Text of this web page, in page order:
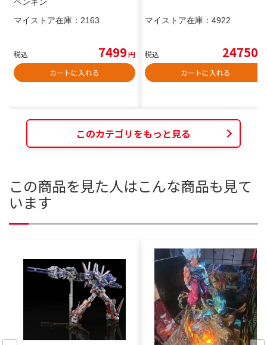
ペンギン
マイストア在庫： 2163
税込 7499円
カートに入れる
マイストア在庫： 4922
税込 24750
カートに入れる
このカテゴリをもっと見る
この商品を見た人はこんな商品も見て
います